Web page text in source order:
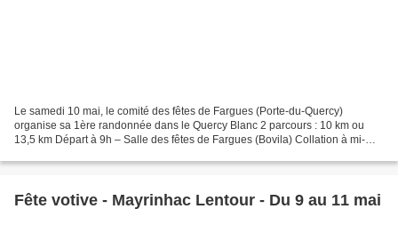
Le samedi 10 mai, le comité des fêtes de Fargues (Porte-du-Quercy)
organise sa 1ère randonnée dans le Quercy Blanc 2 parcours : 10 km ou
13,5 km Départ à 9h – Salle des fêtes de Fargues (Bovila) Collation à mi-
Fête votive - Mayrinhac Lentour - Du 9 au 11 mai